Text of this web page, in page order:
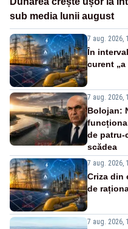
sub media lunii august
7 aug. 2026,
În
curent „a
7 aug. 2026,
Bolojan:
de patru-
scădea
7 aug. 2026,
Criza din
de
7 aug. 2026,